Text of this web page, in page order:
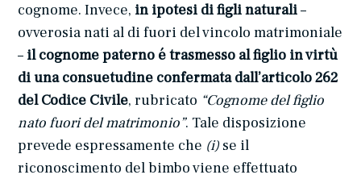
cognome. Invece, in ipotesi di figli naturali–
ovverosia nati al di fuori del vincolo matrimoniale
– il cognome paterno é trasmesso al figlio in virtù
di una consuetudine confermata dall’articolo 262
del Codice Civile, rubricato “Cognome del figlio
nato fuori del matrimonio”. Tale disposizione
prevede espressamente che (i)se il
riconoscimento del bimbo viene effettuato